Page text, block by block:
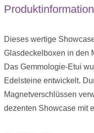
Dieses wertige
Glasdeckelboxen in den
Das Gemmologie-Etui
Edelsteine entwickelt.
Magnetverschlüssen
dezenten Showcase mit